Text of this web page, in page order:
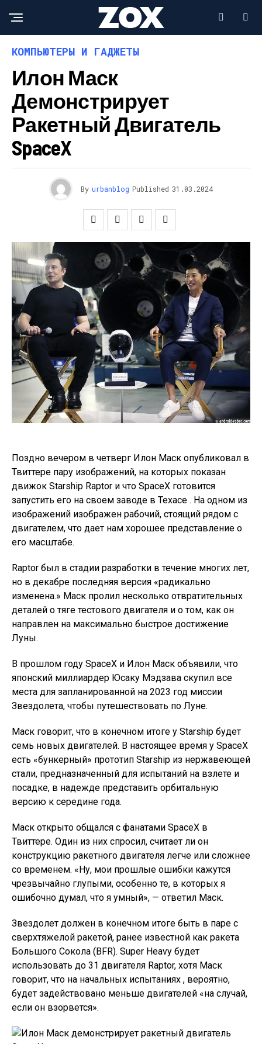
КОМПЬЮТЕРЫ И ГАДЖЕТЫ
Илон Маск
Демонстрирует
Ракетный Двигатель
SpaceX
By urbanblog Published 31.03.2024
Поздно вечером в четверг Илон Маск опубликовал в
Твиттере пару изображений, на которых показан
движок Starship Raptor и что SpaceX готовится
запустить его на своем заводе в Техасе . На одном из
изображений изображен рабочий, стоящий рядом с
двигателем, что дает нам хорошее представление о
его масштабе.
Raptor был в стадии разработки в течение многих лет,
но в декабре последняя версия «радикально
изменена.» Маск пролил несколько отвратительных
деталей о тяге тестового двигателя и о том, как он
направлен на максимально быстрое достижение
Луны.
В прошлом году SpaceX и Илон Маск объявили, что
японский миллиардер Юсаку Мэдзава скупил все
места для запланированной на 2023 год миссии
Звездолета, чтобы путешествовать по Луне.
Маск говорит, что в конечном итоге у Starship будет
семь новых двигателей. В настоящее время у SpaceX
есть «бункерный» прототип Starship из нержавеющей
стали, предназначенный для испытаний на взлете и
посадке, в надежде представить орбитальную
версию к середине года.
Маск открыто общался с фанатами SpaceX в
Твиттере. Один из них спросил, считает ли он
конструкцию ракетного двигателя легче или сложнее
со временем. «Ну, мои прошлые ошибки кажутся
чрезвычайно глупыми, особенно те, в которых я
ошибочно думал, что я умный», — ответил Маск.
Звездолет должен в конечном итоге быть в паре с
сверхтяжелой ракетой, ранее известной как ракета
Большого Сокола (BFR). Super Heavy будет
использовать до 31 двигателя Raptor, хотя Маск
говорит, что на начальных испытаниях , вероятно,
будет задействовано меньше двигателей «на случай,
если он взорвется».